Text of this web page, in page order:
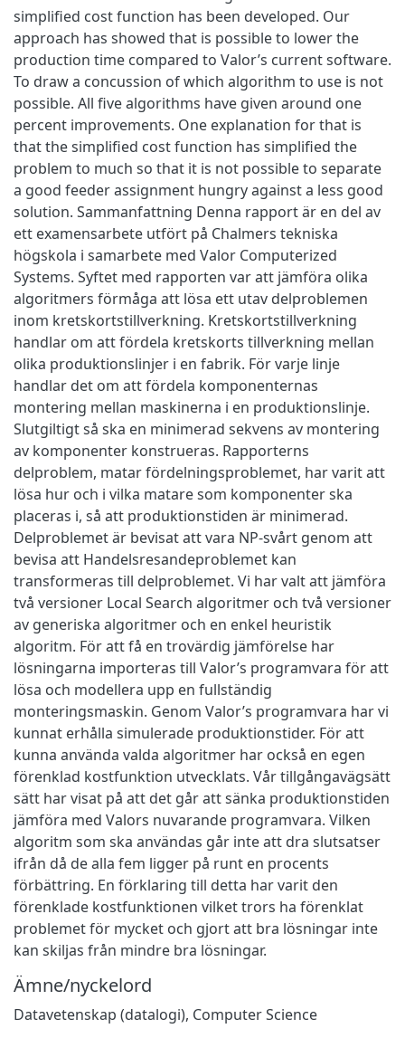
simplified cost function has been developed. Our
approach has showed that is possible to lower the
production time compared to Valor’s current software.
To draw a concussion of which algorithm to use is not
possible. All five algorithms have given around one
percent improvements. One explanation for that is
that the simplified cost function has simplified the
problem to much so that it is not possible to separate
a good feeder assignment hungry against a less good
solution. Sammanfattning Denna rapport är en del av
ett examensarbete utfört på Chalmers tekniska
högskola i samarbete med Valor Computerized
Systems. Syftet med rapporten var att jämföra olika
algoritmers förmåga att lösa ett utav delproblemen
inom kretskortstillverkning. Kretskortstillverkning
handlar om att fördela kretskorts tillverkning mellan
olika produktionslinjer i en fabrik. För varje linje
handlar det om att fördela komponenternas
montering mellan maskinerna i en produktionslinje.
Slutgiltigt så ska en minimerad sekvens av montering
av komponenter konstrueras. Rapporterns
delproblem, matar fördelningsproblemet, har varit att
lösa hur och i vilka matare som komponenter ska
placeras i, så att produktionstiden är minimerad.
Delproblemet är bevisat att vara NP-svårt genom att
bevisa att Handelsresandeproblemet kan
transformeras till delproblemet. Vi har valt att jämföra
två versioner Local Search algoritmer och två versioner
av generiska algoritmer och en enkel heuristik
algoritm. För att få en trovärdig jämförelse har
lösningarna importeras till Valor’s programvara för att
lösa och modellera upp en fullständig
monteringsmaskin. Genom Valor’s programvara har vi
kunnat erhålla simulerade produktionstider. För att
kunna använda valda algoritmer har också en egen
förenklad kostfunktion utvecklats. Vår tillgångavägsätt
sätt har visat på att det går att sänka produktionstiden
jämföra med Valors nuvarande programvara. Vilken
algoritm som ska användas går inte att dra slutsatser
ifrån då de alla fem ligger på runt en procents
förbättring. En förklaring till detta har varit den
förenklade kostfunktionen vilket trors ha förenklat
problemet för mycket och gjort att bra lösningar inte
kan skiljas från mindre bra lösningar.
Ämne/nyckelord
Datavetenskap (datalogi), Computer Science